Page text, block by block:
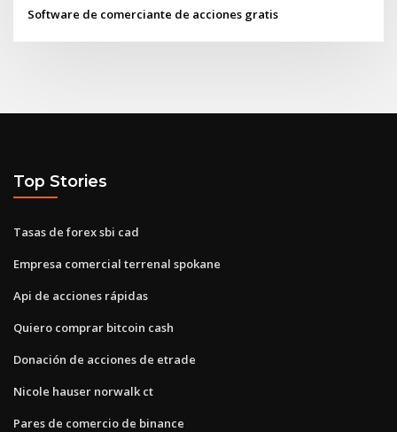
Software de comerciante de acciones gratis
Top Stories
Tasas de forex sbi cad
Empresa comercial terrenal spokane
Api de acciones rápidas
Quiero comprar bitcoin cash
Donación de acciones de etrade
Nicole hauser norwalk ct
Pares de comercio de binance